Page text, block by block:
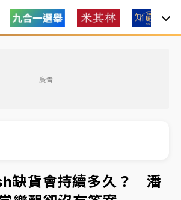
廣告
來了！中部以北防豪雨 今晚、明天影
缺貨會持續多久？ 潘